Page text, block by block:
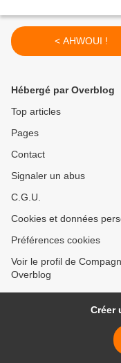
< AHWOUI !
Hébergé par Overblog
Top articles
Pages
Contact
Signaler un abus
C.G.U.
Cookies et données
Préférences cookies
Voir le profil de
Overblog
Créer